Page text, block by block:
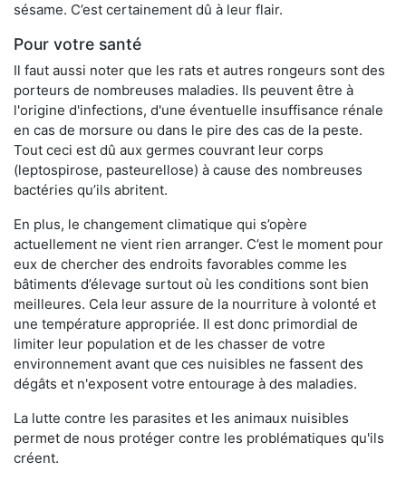
sésame. C’est certainement dû à leur flair.
Pour votre santé
Il faut aussi noter que les rats et autres rongeurs sont des
porteurs de nombreuses maladies. Ils peuvent être à
l'origine d'infections, d'une éventuelle insuffisance rénale
en cas de morsure ou dans le pire des cas de la peste.
Tout ceci est dû aux germes couvrant leur corps
(leptospirose, pasteurellose) à cause des nombreuses
bactéries qu’ils abritent.
En plus, le changement climatique qui s’opère
actuellement ne vient rien arranger. C’est le moment pour
eux de chercher des endroits favorables comme les
bâtiments d’élevage surtout où les conditions sont bien
meilleures. Cela leur assure de la nourriture à volonté et
une température appropriée. Il est donc primordial de
limiter leur population et de les chasser de votre
environnement avant que ces nuisibles ne fassent des
dégâts et n'exposent votre entourage à des maladies.
La lutte contre les parasites et les animaux nuisibles
permet de nous protéger contre les problématiques qu'ils
créent.